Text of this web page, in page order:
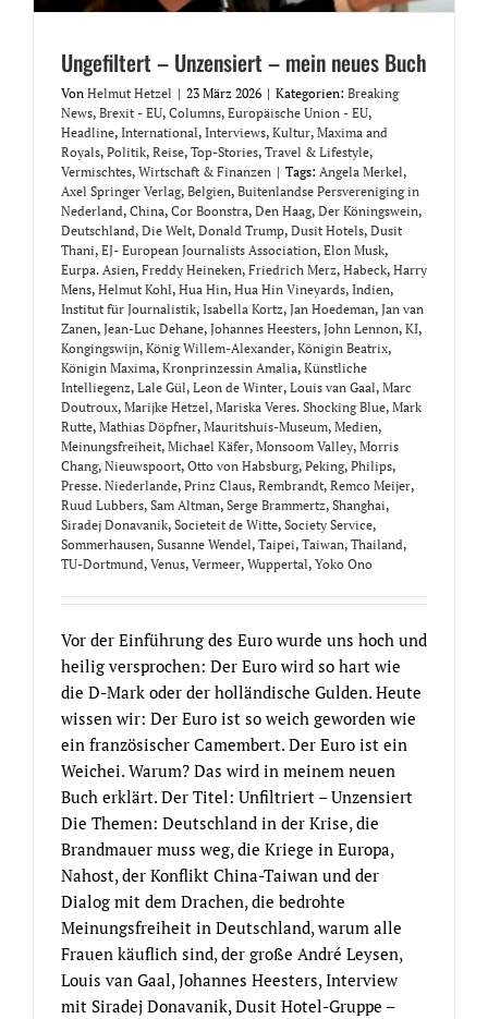
Ungefiltert – Unzensiert – mein neues Buch
Von Helmut Hetzel | 23 März 2026 | Kategorien: Breaking
News, Brexit - EU, Columns, Europäische Union - EU,
Headline, International, Interviews, Kultur, Maxima and
Royals, Politik, Reise, Top-Stories, Travel & Lifestyle,
Vermischtes, Wirtschaft & Finanzen | Tags: Angela Merkel,
Axel Springer Verlag, Belgien, Buitenlandse Persvereniging in
Nederland, China, Cor Boonstra, Den Haag, Der Köningswein,
Deutschland, Die Welt, Donald Trump, Dusit Hotels, Dusit
Thani, EJ- European Journalists Association, Elon Musk,
Eurpa. Asien, Freddy Heineken, Friedrich Merz, Habeck, Harry
Mens, Helmut Kohl, Hua Hin, Hua Hin Vineyards, Indien,
Institut für Journalistik, Isabella Kortz, Jan Hoedeman, Jan van
Zanen, Jean-Luc Dehane, Johannes Heesters, John Lennon, KI,
Kongingswijn, König Willem-Alexander, Königin Beatrix,
Königin Maxima, Kronprinzessin Amalia, Künstliche
Intelliegenz, Lale Gül, Leon de Winter, Louis van Gaal, Marc
Doutroux, Marijke Hetzel, Mariska Veres. Shocking Blue, Mark
Rutte, Mathias Döpfner, Mauritshuis-Museum, Medien,
Meinungsfreiheit, Michael Käfer, Monsoom Valley, Morris
Chang, Nieuwspoort, Otto von Habsburg, Peking, Philips,
Presse. Niederlande, Prinz Claus, Rembrandt, Remco Meijer,
Ruud Lubbers, Sam Altman, Serge Brammertz, Shanghai,
Siradej Donavanik, Societeit de Witte, Society Service,
Sommerhausen, Susanne Wendel, Taipei, Taiwan, Thailand,
TU-Dortmund, Venus, Vermeer, Wuppertal, Yoko Ono
Vor der Einführung des Euro wurde uns hoch und
heilig versprochen: Der Euro wird so hart wie
die D-Mark oder der holländische Gulden. Heute
wissen wir: Der Euro ist so weich geworden wie
ein französischer Camembert. Der Euro ist ein
Weichei. Warum? Das wird in meinem neuen
Buch erklärt. Der Titel: Unfiltriert – Unzensiert
Die Themen: Deutschland in der Krise, die
Brandmauer muss weg, die Kriege in Europa,
Nahost, der Konflikt China-Taiwan und der
Dialog mit dem Drachen, die bedrohte
Meinungsfreiheit in Deutschland, warum alle
Frauen käuflich sind, der große André Leysen,
Louis van Gaal, Johannes Heesters, Interview
mit Siradej Donavanik, Dusit Hotel-Gruppe –